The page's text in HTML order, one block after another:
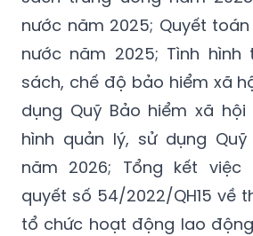
nước năm 2025; Quyết
nước năm 2025; Tình hình
sách, chế độ bảo hiểm xã
dụng Quỹ Bảo hiểm xã hội
hình quản lý, sử dụng
năm 2026; Tổng kết việc
quyết số 54/2022/QH15 về
tổ chức hoạt động lao